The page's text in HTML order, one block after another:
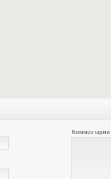
Комментарии